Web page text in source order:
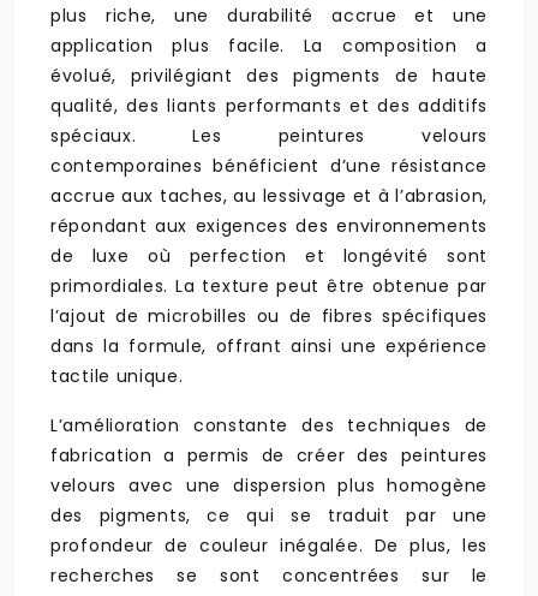
plus riche, une durabilité accrue et une
application plus facile. La composition a
évolué, privilégiant des pigments de haute
qualité, des liants performants et des additifs
spéciaux. Les peintures velours
contemporaines bénéficient d’une résistance
accrue aux taches, au lessivage et à l’abrasion,
répondant aux exigences des environnements
de luxe où perfection et longévité sont
primordiales. La texture peut être obtenue par
l’ajout de microbilles ou de fibres spécifiques
dans la formule, offrant ainsi une expérience
tactile unique.
L’amélioration constante des techniques de
fabrication a permis de créer des peintures
velours avec une dispersion plus homogène
des pigments, ce qui se traduit par une
profondeur de couleur inégalée. De plus, les
recherches se sont concentrées sur le